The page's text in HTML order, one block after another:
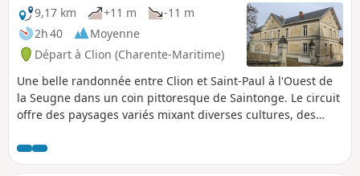
9,17 km
+11 m
-11 m
2h 40
Moyenne
Départ à Clion (Charente-Maritime)
Une belle randonnée entre Clion et Saint-Paul à l'Ouest de
la Seugne dans un coin pittoresque de Saintonge. Le circuit
offre des paysages variés mixant diverses cultures, des
de longer la Seugne, de voir une des sources qui
l'alimentent et du patrimoine bâti comme la Chapelle Saint-